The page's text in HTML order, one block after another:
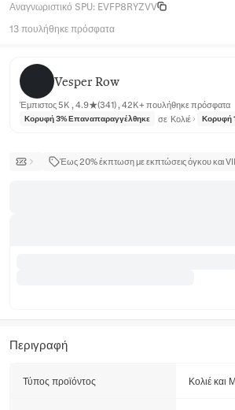
Αναγνωριστικό SPU: EVFP8RYZVV
13 πουλήθηκε πρόσφατα
Vesper Row
Vesper Row
Έμπιστος 5K , 4.9★(341) , 42K+ πουλήθηκε πρόσφατα
Κορυφή 3% Επαναπαραγγέλθηκε σε Κολιέ Κορυφή
Έως 20% έκπτωση με εκπτώσεις όγκου και
Περιγραφή
Τύπος προϊόντος Κολιέ και